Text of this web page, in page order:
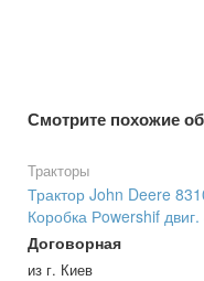
Смотрите похожие
Тракторы
Трактор John Deere
Коробка Рowershif
Договорная
из г. Киев